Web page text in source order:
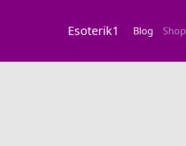
Esoterik1 Blog Shop